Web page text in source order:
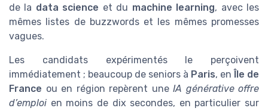
de la data science et du machine learning, avec les
mêmes listes de buzzwords et les mêmes promesses
vagues.
Les candidats expérimentés le perçoivent
immédiatement ; beaucoup de seniors à Paris, en
Île de
France ou en région repèrent une IA générative offre
d’emploi en moins de dix secondes, en particulier sur